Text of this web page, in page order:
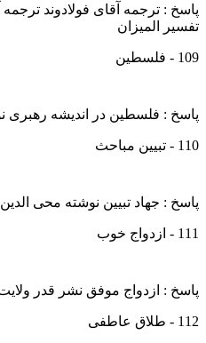
پاسخ : ترجمه آقای فولادوند ترجمه
تفسیر المیزان
109 - فلسطین
پاسخ : فلسطین در اندیشه رهبری
110 - تبیین مباحث
پاسخ : جهاد تبیین نوشته محی
111 - ازدواج خوب
پاسخ : ازدواج موفق نشر قدر
112 - طلاق عاطفی